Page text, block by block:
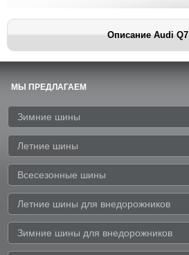
Описание Audi Q7
МЫ ПРЕДЛАГАЕМ
Зимние шины
Летние шины
Всесезонные шины
Летние шины для внедорожников
Зимние шины для внедорожников